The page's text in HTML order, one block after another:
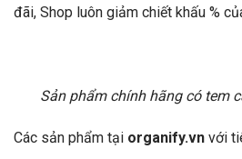
đãi, Shop luôn giảm chiết khấu %
Sản phẩm chính hãng có tem
Các sản phẩm tại organify.vn với